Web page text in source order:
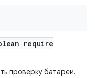
require
проверку батареи.